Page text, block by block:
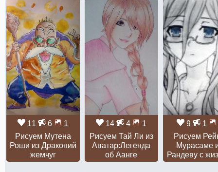
11 6
1
Рисуем Мутена
Роши из Драконий
жемчуг
14 4
1
Рисуем Тай Ли из
Аватар:Легенда
об Аанге
9 1
Рисуем
Мурасаме
Рандеву с